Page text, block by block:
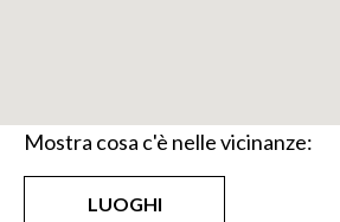
architettura: la Cattedrale in
cinquecentesco Palazzo Comunale
Torrazzo, l’ex Convento di
Mostra cosa c'è nelle vicinanze:
LUOGHI